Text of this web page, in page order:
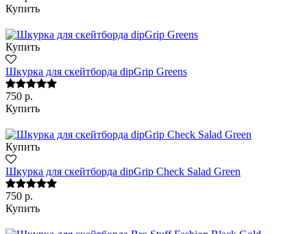
Купить
Купить
Шкурка для скейтборда dipGrip Greens
750 р.
Купить
Купить
Шкурка для скейтборда dipGrip Check Salad Green
750 р.
Купить